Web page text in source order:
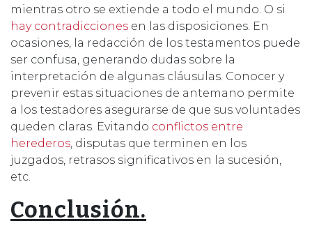
mientras otro se extiende a todo el mundo. O si
hay contradicciones en las disposiciones. En
ocasiones, la redacción de los testamentos puede
ser confusa, generando dudas sobre la
interpretación de algunas cláusulas. Conocer y
prevenir estas situaciones de antemano permite
a los testadores asegurarse de que sus voluntades
queden claras. Evitando conflictos entre
herederos , disputas que terminen en los
juzgados, retrasos significativos en la sucesión,
etc.
Conclusión.